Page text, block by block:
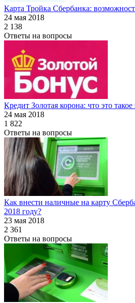
Карта Тройка Сбербанка:
24 мая 2018
2 138
Ответы на вопросы
Кредит Золотая корона: что это
24 мая 2018
1 822
Ответы на вопросы
Как внести наличные на карту
2018 году?
23 мая 2018
2 361
Ответы на вопросы